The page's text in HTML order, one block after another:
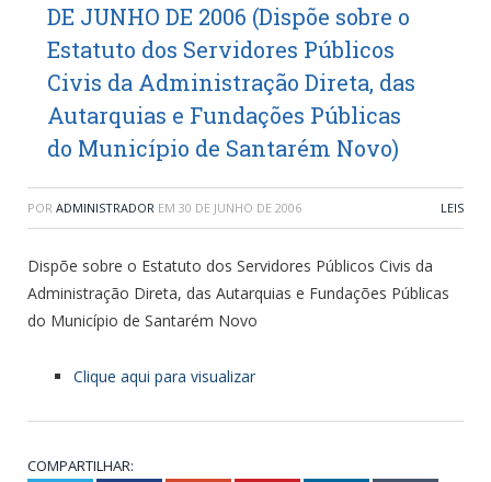
DE JUNHO DE 2006 (Dispõe sobre o
Estatuto dos Servidores Públicos
Civis da Administração Direta, das
Autarquias e Fundações Públicas
do Município de Santarém Novo)
POR ADMINISTRADOR EM 30 DE JUNHO DE 2006 LEIS
Dispõe sobre o Estatuto dos Servidores Públicos Civis da
Administração Direta, das Autarquias e Fundações Públicas
do Município de Santarém Novo
Clique aqui para visualizar
COMPARTILHAR: